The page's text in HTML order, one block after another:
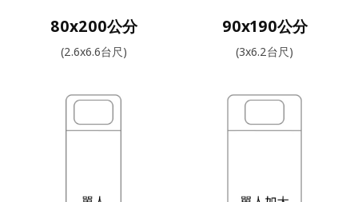
80x200公分
(2.6x6.6台尺)
90x190公分
(3x6.2台尺)